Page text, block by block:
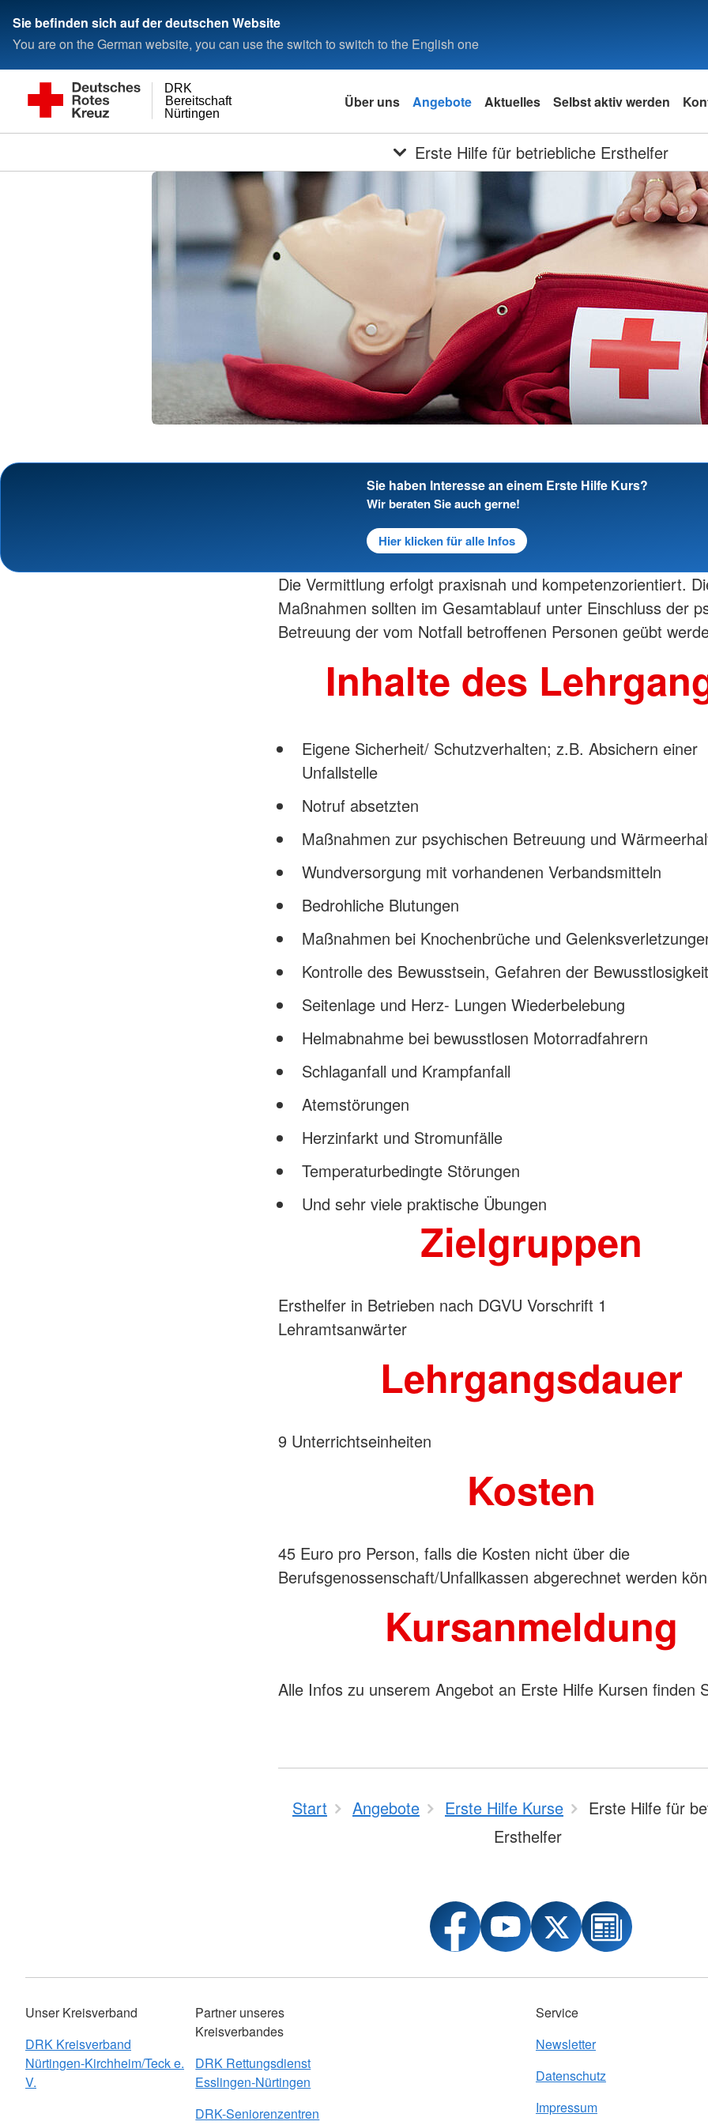
Sie befinden sich auf der deutschen Website
You are on the German website, you can use the switch to switch to the English one
Nürtingen
Bereitschaft
DRK
Über uns Angebote Aktuelles Selbst aktiv werden
Erste Hilfe für betriebliche Ersthelfer
Sie haben Interesse an einem Erste Hilfe Kurs?
Wir beraten Sie auch gerne!
Hier klicken für alle Infos
Die Vermittlung erfolgt praxisnah und kompetenzorientiert.
Maßnahmen sollten im Gesamtablauf unter Einschluss der
Betreuung der vom Notfall betroffenen Personen geübt
Inhalte des
Eigene Sicherheit/ Schutzverhalten; z.B. Absichern einer
Unfallstelle
Notruf absetzten
Maßnahmen zur psychischen Betreuung und
Wundversorgung mit vorhandenen Verbandsmitteln
Bedrohliche Blutungen
Maßnahmen bei Knochenbrüche und
Kontrolle des Bewusstsein, Gefahren der Bewusstlosigkeit
Seitenlage und Herz- Lungen Wiederbelebung
Helmabnahme bei bewusstlosen Motorradfahrern
Schlaganfall und Krampfanfall
Atemstörungen
Herzinfarkt und Stromunfälle
Temperaturbedingte Störungen
Und sehr viele praktische Übungen
Zielgruppen
Ersthelfer in Betrieben nach DGVU Vorschrift 1
Lehramtsanwärter
Lehrgangsdauer
9 Unterrichtseinheiten
Kosten
45 Euro pro Person, falls die Kosten nicht über die
Berufsgenossenschaft/Unfallkassen abgerechnet werden
Kursanmeldung
Alle Infos zu unserem Angebot an Erste Hilfe Kursen finden
Start Angebote Erste Hilfe Kurse
Erste Hilfe für
Ersthelfer
Unser Kreisverband
DRK Kreisverband
Nürtingen-Kirchheim/Teck e.
V.
Partner unseres
Kreisverbandes
DRK Rettungsdienst
Esslingen-Nürtingen
DRK-Seniorenzentren
Service
Newsletter
Datenschutz
Impressum